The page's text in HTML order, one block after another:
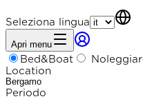
Seleziona lingua
Apri menu
Bed&Boat
Location
Periodo